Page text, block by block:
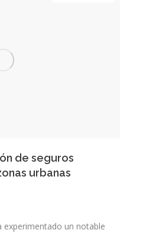
de seguros
urbanas
experimentado un notable